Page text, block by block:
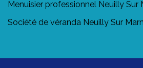
Menuisier professionnel Neuilly Sur
Société de véranda Neuilly Sur